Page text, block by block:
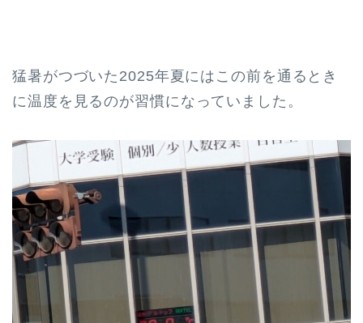
猛暑がつづいた2025年夏にはこの前を通るとき
に温度を見るのが習慣になっていました。